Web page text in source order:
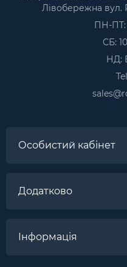
Лівобережна вул.
ПН-ПТ:
СБ:
НД:
Особистий кабінет
Додатково
Інформація